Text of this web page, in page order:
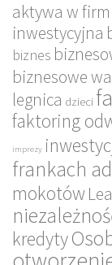
aktywa w
inwestycyjna
biznes
biznesowe
legnica dzieci
faktoring
imprezy
frankach
mokotów
kredyty